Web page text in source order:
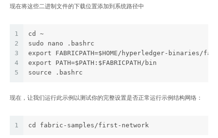
现在将这些二进制文件的下载位置添加到系统路径中
1
2
3
4
5
cd ~
sudo nano .bashrc
export FABRICPATH=$HOME/hyperledger-binaries/
export PATH=$PATH:$FABRICPATH/bin
source .bashrc
现在，让我们运行此示例以测试你的完整设置是否正常运行示例结构网络：
1 cd fabric-samples/first-network